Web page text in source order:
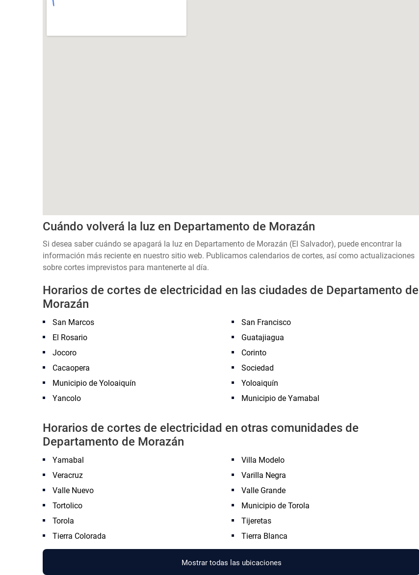
Cuándo volverá la luz en Departamento de Morazán
Si desea saber cuándo se apagará la luz en Departamento de Morazán (El Salvador), puede encontrar la
información más reciente en nuestro sitio web. Publicamos calendarios de cortes, así como actualizaciones
sobre cortes imprevistos para mantenerte al día.
Horarios de cortes de electricidad en las ciudades de Departamento de
Morazán
San Marcos
San Francisco
El Rosario
Guatajiagua
Jocoro
Corinto
Cacaopera
Sociedad
Municipio de Yoloaiquín
Yoloaiquín
Yancolo
Municipio de Yamabal
Horarios de cortes de electricidad en otras comunidades de
Departamento de Morazán
Yamabal
Villa Modelo
Veracruz
Varilla Negra
Valle Nuevo
Valle Grande
Tortolico
Municipio de Torola
Torola
Tijeretas
Tierra Colorada
Tierra Blanca
Mostrar todas las ubicaciones